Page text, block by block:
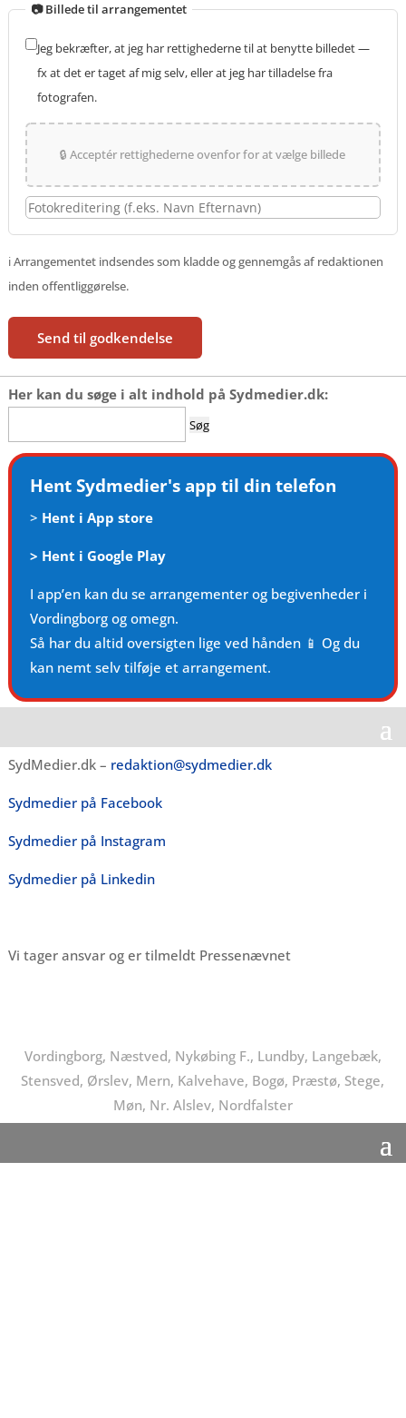
📷 Billede til arrangementet
Jeg bekræfter, at jeg har rettighederne til at benytte billedet —
fx at det er taget af mig selv, eller at jeg har tilladelse fra
fotografen.
🔒 Acceptér rettighederne ovenfor for at vælge billede
ℹ️ Arrangementet indsendes som kladde og gennemgås af redaktionen
inden offentliggørelse.
Send til godkendelse
Her kan du søge i alt indhold på Sydmedier.dk:
efter:
Hent Sydmedier's app til din telefon
> Hent i App store
> Hent i Google Play
I app’en kan du se arrangementer og begivenheder i
Vordingborg og omegn.
Så har du altid oversigten lige ved hånden 📱 Og du
kan nemt selv tilføje et arrangement.
SydMedier.dk – redaktion@sydmedier.dk
Sydmedier på Facebook
Sydmedier på Instagram
Sydmedier på Linkedin
Vi tager ansvar og er tilmeldt Pressenævnet
Vordingborg, Næstved, Nykøbing F., Lundby, Langebæk,
Stensved, Ørslev, Mern, Kalvehave, Bogø, Præstø, Stege,
Møn, Nr. Alslev, Nordfalster